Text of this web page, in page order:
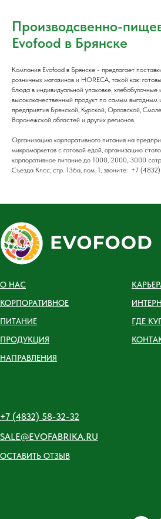
Производсвенно-
Evofood в Брянске
Компания Evofood в Брянске - предлагает
розничных магазинов и HORECA, такой как:
блюда в индивидуальной упаковке, хлебобулочные
высококачественный продукт по самым выгодным
предприятия Брянской, Курской, Орловской,
Воронежской областей и других регионов.
Организацию корпоративного питания на
микромаркетов с готовой едой, организацию
корпоративное питание до 1000, 2000, 3000
Съезда Кпсс, стр. 136а, пом. 1, звоните: +7
О НАС
КОРПОРАТИВНОЕ
ПИТАНИЕ
ПРОДУКЦИЯ
НАПРАВЛЕНИЯ
ГДЕ
+7 (4832) 58-32-32
SALE@EVOFABRIKA.RU
ОСТАВИТЬ ОТЗЫВ